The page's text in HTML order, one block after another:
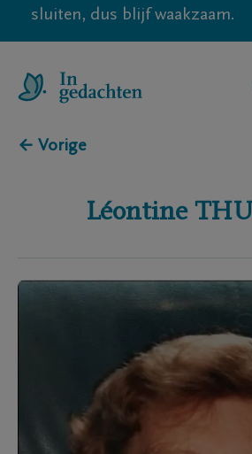
sluiten, dus blijf waakzaam.
← Vorige
Léontine